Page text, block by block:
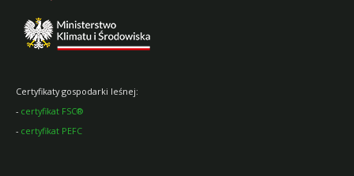
Certyfikaty gospodarki leśnej:
- certyfikat FSC®
- certyfikat PEFC